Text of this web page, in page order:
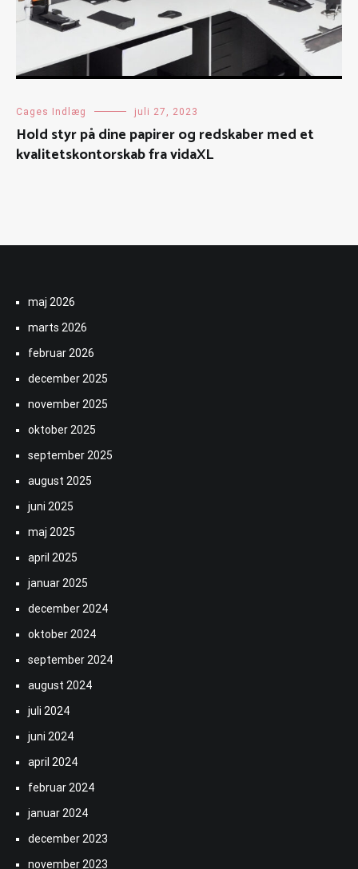
Cages Indlæg juli 27, 2023
Hold styr på dine papirer og redskaber med et
kvalitetskontorskab fra vidaXL
maj 2026
marts 2026
februar 2026
december 2025
november 2025
oktober 2025
september 2025
august 2025
juni 2025
maj 2025
april 2025
januar 2025
december 2024
oktober 2024
september 2024
august 2024
juli 2024
juni 2024
april 2024
februar 2024
januar 2024
december 2023
november 2023